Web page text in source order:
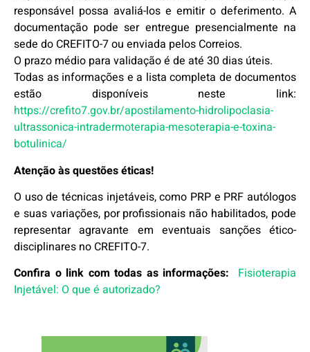
responsável possa avaliá-los e emitir o deferimento. A
documentação pode ser entregue presencialmente na
sede do CREFITO-7 ou enviada pelos Correios.
O prazo médio para validação é de até 30 dias úteis.
Todas as informações e a lista completa de documentos
estão disponíveis neste link:
https://crefito7.gov.br/apostilamento-hidrolipoclasia-
ultrassonica-intradermoterapia-mesoterapia-e-toxina-
botulinica/
Atenção às questões éticas!
O uso de técnicas injetáveis, como PRP e PRF autólogos
e suas variações, por profissionais não habilitados, pode
representar agravante em eventuais sanções ético-
disciplinares no CREFITO-7.
Confira o link com todas as informações: Fisioterapia
Injetável: O que é autorizado?